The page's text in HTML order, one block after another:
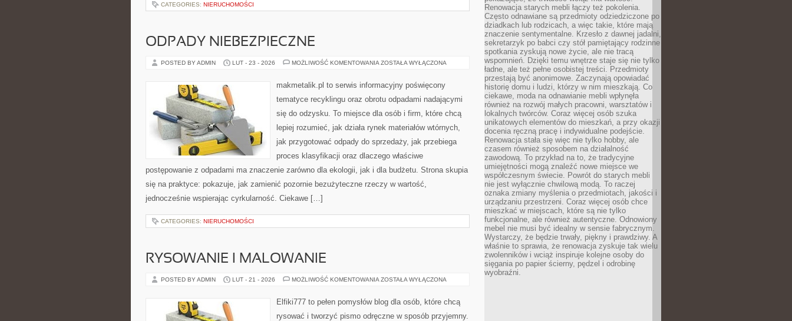
CATEGORIES: NIERUCHOMOŚCI
ODPADY NIEBEZPIECZNE
POSTED BY ADMIN LUT - 23 - 2026 MOŻLIWOŚĆ KOMENTOWANIA ODPADY
ZOSTAŁA WYŁĄCZONA
makmetalik.pl to serwis informacyjny poświęcony
tematyce recyklingu oraz obrotu odpadami nadającymi
się do odzysku. To miejsce dla osób i firm, które chcą
lepiej rozumieć, jak działa rynek materiałów wtórnych,
jak przygotować odpady do sprzedaży, jak przebiega
proces klasyfikacji oraz dlaczego właściwe
postępowanie z odpadami ma znaczenie zarówno dla ekologii, jak i dla budżetu. Strona skupia
się na praktyce: pokazuje, jak zamienić pozornie bezużyteczne rzeczy w wartość,
jednocześnie wspierając cyrkularność. Ciekawe […]
CATEGORIES: NIERUCHOMOŚCI
RYSOWANIE I MALOWANIE
POSTED BY ADMIN LUT - 21 - 2026 MOŻLIWOŚĆ KOMENTOWANIA RYSOWANIE
ZOSTAŁA WYŁĄCZONA
Elfiki777 to pełen pomysłów blog dla osób, które chcą
rysować i tworzyć pismo odręczne w sposób przyjemny.
Renowacja starych mebli łączy też pokolenia.
Często odnawiane są przedmioty odziedziczone po
dziadkach lub rodzicach, a więc takie, które mają
znaczenie sentymentalne. Krzesło z dawnej jadalni,
sekretarzyk po babci czy stół pamiętający rodzinne
spotkania zyskują nowe życie, ale nie tracą
wspomnień. Dzięki temu wnętrze staje się nie tylko
ładne, ale też pełne osobistej treści. Przedmioty
przestają być anonimowe. Zaczynają opowiadać
historię domu i ludzi, którzy w nim mieszkają. Co
ciekawe, moda na odnawianie mebli wpłynęła
również na rozwój małych pracowni, warsztatów i
lokalnych twórców. Coraz więcej osób szuka
unikatowych elementów do mieszkań, a przy okazji
docenia ręczną pracę i indywidualne podejście.
Renowacja stała się więc nie tylko hobby, ale
czasem również sposobem na działalność
zawodową. To przykład na to, że tradycyjne
umiejętności mogą znaleźć nowe miejsce we
współczesnym świecie. Powrót do starych mebli
nie jest wyłącznie chwilową modą. To raczej
oznaka zmiany myślenia o przedmiotach, jakości i
urządzaniu przestrzeni. Coraz więcej osób chce
mieszkać w miejscach, które są nie tylko
funkcjonalne, ale również autentyczne. Odnowiony
mebel nie musi być idealny w sensie fabrycznym.
Wystarczy, że będzie trwały, piękny i prawdziwy. A
właśnie to sprawia, że renowacja zyskuje tak wielu
zwolenników i wciąż inspiruje kolejne osoby do
sięgania po papier ścierny, pędzel i odrobinę
wyobraźni.